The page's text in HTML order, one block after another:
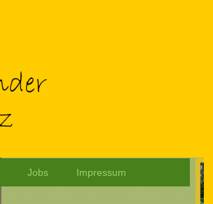
Jobs Impressum